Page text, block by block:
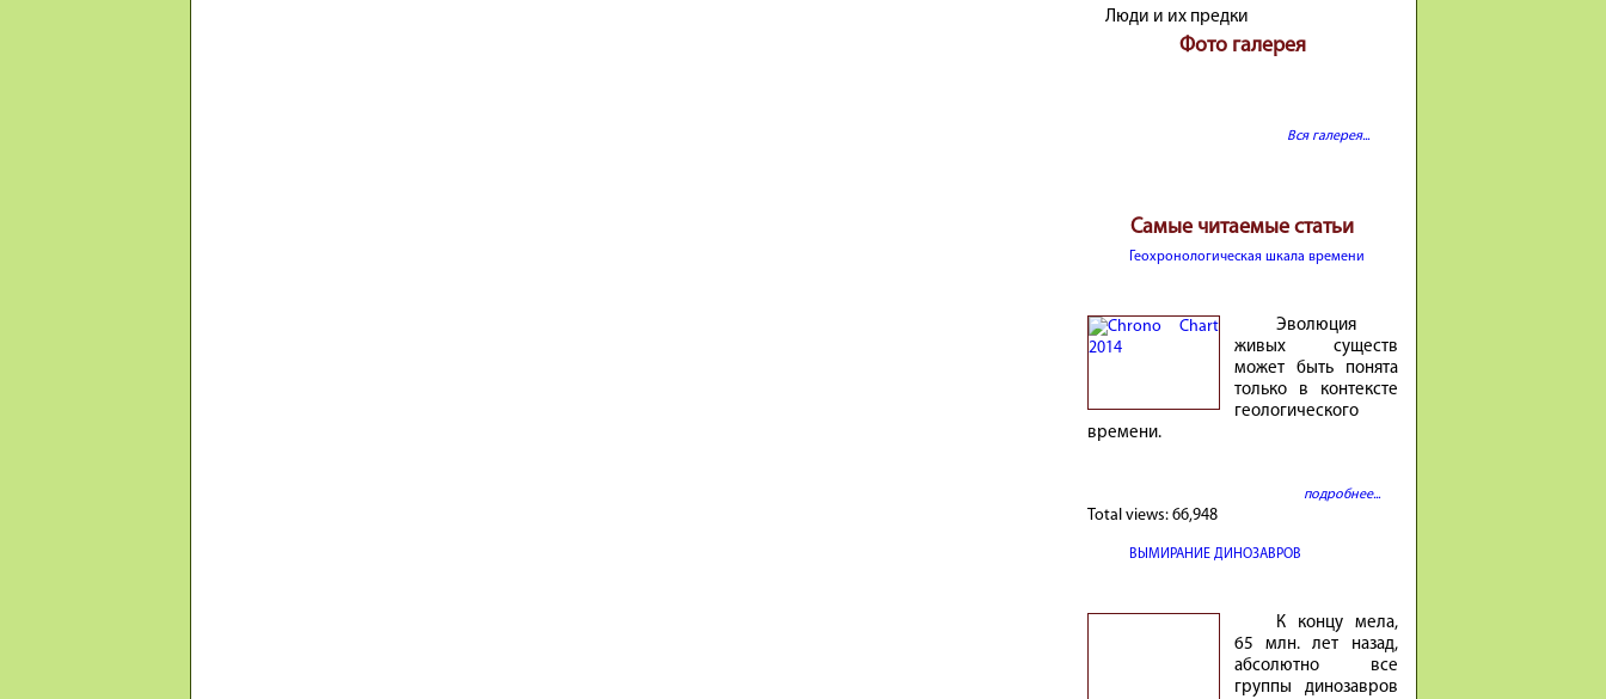
Люди и их предки
Фото галерея
Вся галерея...
Самые читаемые статьи
Геохронологическая шкала времени
Эволюция
живых существ
может быть понята
только в контексте
геологического
времени.
подробнее...
Total views: 66,948
ВЫМИРАНИЕ ДИНОЗАВРОВ
К концу мела,
65 млн. лет на­зад,
аб­со­лютно все
группы ди­но­завров